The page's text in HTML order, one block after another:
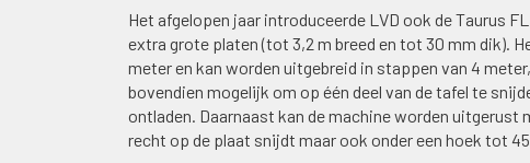
Het afgelopen jaar introduceerde LVD ook de Taurus
extra grote platen (tot 3,2 m breed en tot 30 mm dik).
meter en kan worden uitgebreid in stappen van 4
bovendien mogelijk om op één deel van de tafel te
ontladen. Daarnaast kan de machine worden uitgerust
recht op de plaat snijdt maar ook onder een hoek tot